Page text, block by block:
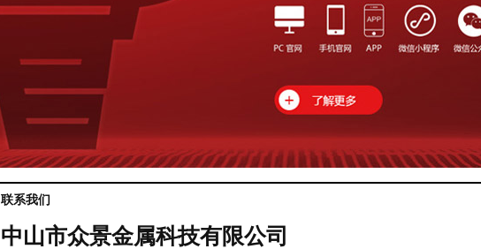
联系我们
中山市众景金属科技有限公司